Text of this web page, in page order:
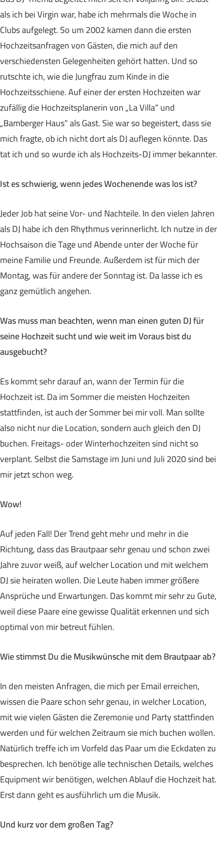
als ich bei Virgin war, habe ich mehrmals die Woche in
Clubs aufgelegt. So um 2002 kamen dann die ersten
Hochzeitsanfragen von Gästen, die mich auf den
verschiedensten Gelegenheiten gehört hatten. Und so
rutschte ich, wie die Jungfrau zum Kinde in die
Hochzeitsschiene. Auf einer der ersten Hochzeiten war
zufällig die Hochzeitsplanerin von „La Villa“ und
„Bamberger Haus“ als Gast. Sie war so begeistert, dass sie
mich fragte, ob ich nicht dort als DJ auflegen könnte. Das
tat ich und so wurde ich als Hochzeits-DJ immer bekannter.
Ist es schwierig, wenn jedes Wochenende was los ist?
Jeder Job hat seine Vor- und Nachteile. In den vielen Jahren
als DJ habe ich den Rhythmus verinnerlicht. Ich nutze in der
Hochsaison die Tage und Abende unter der Woche für
meine Familie und Freunde. Außerdem ist für mich der
Montag, was für andere der Sonntag ist. Da lasse ich es
ganz gemütlich angehen.
Was muss man beachten, wenn man einen guten DJ für
seine Hochzeit sucht und wie weit im Voraus bist du
ausgebucht?
Es kommt sehr darauf an, wann der Termin für die
Hochzeit ist. Da im Sommer die meisten Hochzeiten
stattfinden, ist auch der Sommer bei mir voll. Man sollte
also nicht nur die Location, sondern auch gleich den DJ
buchen. Freitags- oder Winterhochzeiten sind nicht so
verplant. Selbst die Samstage im Juni und Juli 2020 sind bei
mir jetzt schon weg.
Wow!
Auf jeden Fall! Der Trend geht mehr und mehr in die
Richtung, dass das Brautpaar sehr genau und schon zwei
Jahre zuvor weiß, auf welcher Location und mit welchem
DJ sie heiraten wollen. Die Leute haben immer größere
Ansprüche und Erwartungen. Das kommt mir sehr zu Gute,
weil diese Paare eine gewisse Qualität erkennen und sich
optimal von mir betreut fühlen.
Wie stimmst Du die Musikwünsche mit dem Brautpaar ab?
In den meisten Anfragen, die mich per Email erreichen,
wissen die Paare schon sehr genau, in welcher Location,
mit wie vielen Gästen die Zeremonie und Party stattfinden
werden und für welchen Zeitraum sie mich buchen wollen.
Natürlich treffe ich im Vorfeld das Paar um die Eckdaten zu
besprechen. Ich benötige alle technischen Details, welches
Equipment wir benötigen, welchen Ablauf die Hochzeit hat.
Erst dann geht es ausführlich um die Musik.
Und kurz vor dem großen Tag?